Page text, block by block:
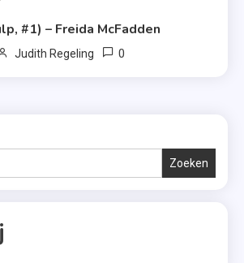
#1) – Freida McFadden
Judith Regeling 0
Zoeken